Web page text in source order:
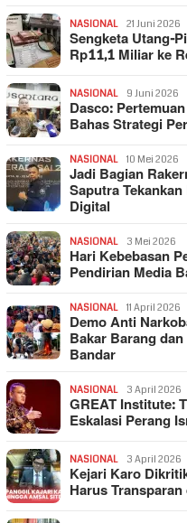
NASIONAL 21 Juni 2026
Sengketa Utang-
Rp11,1 Miliar ke
NASIONAL 9 Juni 2026
Dasco:
Bahas Strategi
NASIONAL 10 Mei 2026
Jadi Bagian
Saputra
Digital
NASIONAL 3 Mei 2026
Hari Kebebasan
Pendirian Media
NASIONAL 11 April 2026
Demo Anti
Bakar Barang
Bandar
NASIONAL 3 April 2026
GREAT Institute:
Eskalasi Perang
NASIONAL 3 April 2026
Kejari Karo
Harus